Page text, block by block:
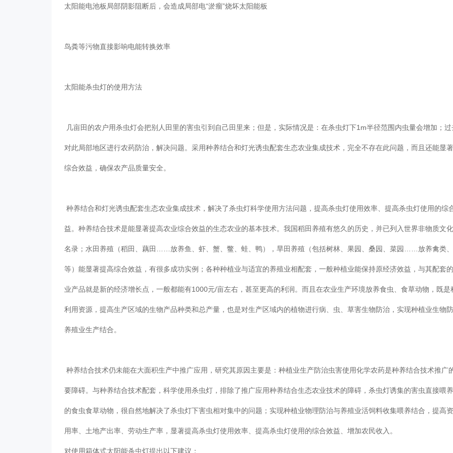
太阳能电池板局部阴影阻断后，会造成局部电“淤瘤”烧坏太阳能板
鸟粪等污物直接影响电能转换效率
太阳能杀虫灯的使用方法
几亩田的农户用杀虫灯会把别人田里的害虫引到自己田里来；但是，实际情况是：在杀虫灯下1m半径范围内虫量会增加；过去
对此局部地区进行农药防治，解决问题。采用种养结合和灯光诱虫配套生态农业集成技术，完全不存在此问题，而且还能显
综合效益，确保农产品质量安全。
种养结合和灯光诱虫配套生态农业集成技术，解决了杀虫灯科学使用方法问题，提高杀虫灯使用效率、提高杀虫灯使用的综
益。种养结合技术是能显著提高农业综合效益的生态农业的基本技术。我国稻田养殖有悠久的历史，并已列入世界非物质文
名录；水田养殖（稻田、藕田……放养鱼、虾、蟹、鳖、蛙、鸭），旱田养殖（包括树林、果园、桑园、菜园……放养禽类
等）能显著提高综合效益，有很多成功实例；各种种植业与适宜的养殖业相配套，一般种植业能保持原经济效益，与其配套
业产品就是新的经济增长点，一般都能有1000元/亩左右，甚至更高的利润。而且在农业生产环境放养食虫、食草动物，既
利用资源，提高生产区域的生物产品种类和总产量，也是对生产区域内的植物进行病、虫、草害生物防治，实现种植业生物
养殖业生产结合。
种养结合技术仍未能在大面积生产中推广应用，研究其原因主要是：种植业生产防治虫害使用化学农药是种养结合技术推广
要障碍。与种养结合技术配套，科学使用杀虫灯，排除了推广应用种养结合生态农业技术的障碍，杀虫灯诱集的害虫直接喂
的食虫食草动物，很自然地解决了杀虫灯下害虫相对集中的问题；实现种植业物理防治与养殖业活饲料收集喂养结合，提高
用率、土地产出率、劳动生产率，显著提高杀虫灯使用效率、提高杀虫灯使用的综合效益、增加农民收入。
对使用箱体式太阳能杀虫灯提出以下建议：